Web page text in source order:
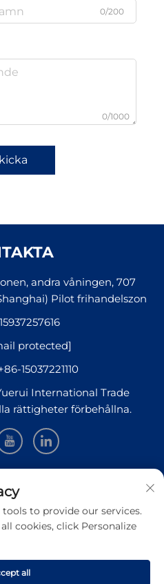
0/200
0/1000
andra våningen, 707
Pilot frihandelszon
protected]
15037221110
International Trade
rättigheter förbehållna.
veckovisa nyhetsbrev
to provide our services.
cookies, click Personalize
all